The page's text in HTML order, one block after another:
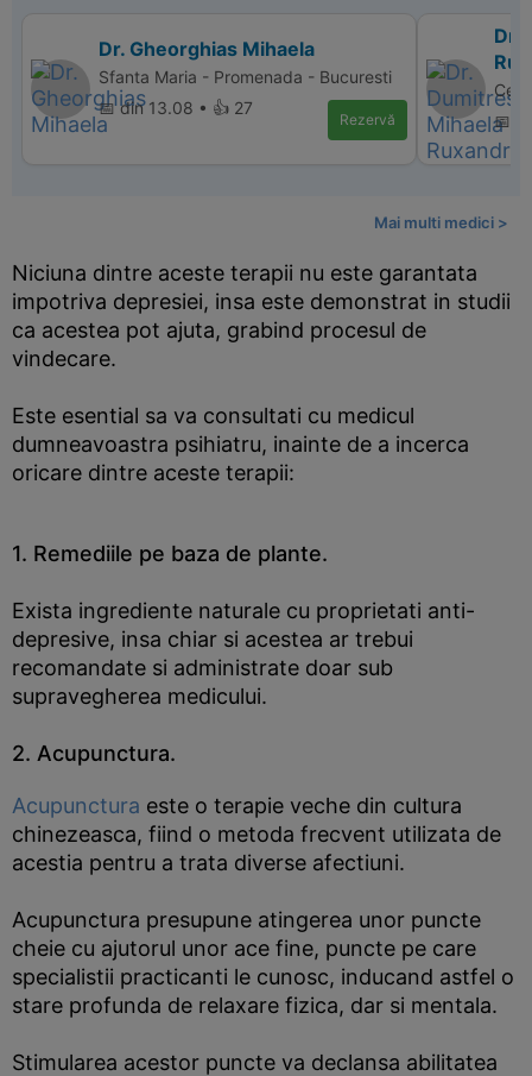
Dr. Gheorghias Mihaela
Sfanta Maria - Promenada - Bucuresti
📅 din 13.08 • 👍 27
Rezervă
Dr.
📅
Mai multi medici >
Niciuna dintre aceste terapii nu este garantata
impotriva depresiei, insa este demonstrat in studii
ca acestea pot ajuta, grabind procesul de
vindecare.
Este esential sa va consultati cu medicul
dumneavoastra psihiatru, inainte de a incerca
oricare dintre aceste terapii:
1. Remediile pe baza de plante.
Exista ingrediente naturale cu proprietati anti-
depresive, insa chiar si acestea ar trebui
recomandate si administrate doar sub
supravegherea medicului.
2. Acupunctura.
Acupunctura este o terapie veche din cultura
chinezeasca, fiind o metoda frecvent utilizata de
acestia pentru a trata diverse afectiuni.
Acupunctura presupune atingerea unor puncte
cheie cu ajutorul unor ace fine, puncte pe care
specialistii practicanti le cunosc, inducand astfel o
stare profunda de relaxare fizica, dar si mentala.
Stimularea acestor puncte va declansa abilitatea